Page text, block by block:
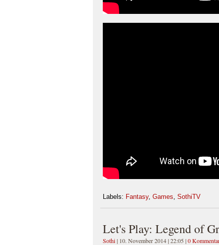
Labels: Fantasy, Games, SothiTV
Let's Play: Legend of
Sothi| 10. November 2014 | 22:05 |0